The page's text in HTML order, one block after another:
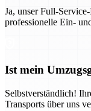
Ja, unser Full-
professionelle Ein-
Ist mein
Selbstverständlich!
Transports über uns